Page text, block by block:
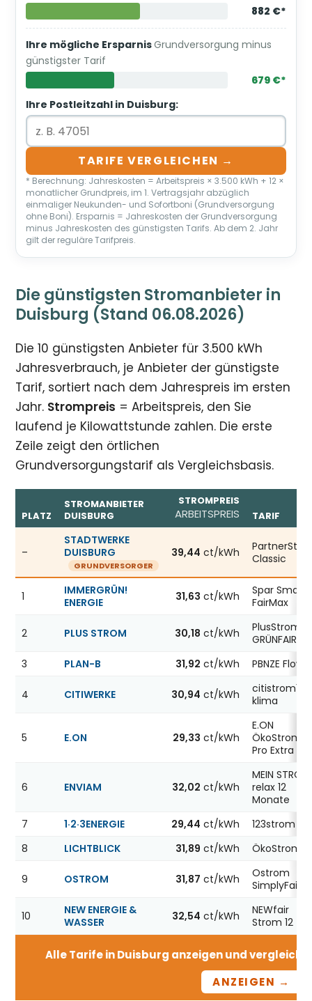
882 €*
Ihre mögliche ErsparnisGrundversorgung minus
günstigster Tarif
679 €*
Ihre Postleitzahl in Duisburg:
TARIFE VERGLEICHEN →
* Berechnung: Jahreskosten = Arbeitspreis × 3.500 kWh + 12 ×
monatlicher Grundpreis, im 1. Vertragsjahr abzüglich
einmaliger Neukunden- und Sofortboni (Grundversorgung
ohne Boni). Ersparnis = Jahreskosten der Grundversorgung
minus Jahreskosten des günstigsten Tarifs. Ab dem 2. Jahr
gilt der reguläre Tarifpreis.
Die günstigsten Stromanbieter in
Duisburg (Stand 06.08.2026)
Die 10 günstigsten Anbieter für 3.500 kWh
Jahresverbrauch, je Anbieter der günstigste
Tarif, sortiert nach dem Jahrespreis im ersten
Jahr. Strompreis = Arbeitspreis, den Sie
laufend je Kilowattstunde zahlen. Die erste
Zeile zeigt den örtlichen
Grundversorgungstarif als Vergleichsbasis.
Günstigste Stromanbieter in Duisburg, Stand
PLATZ
STROMANBIETER
DUISBURG
STROMPREIS
ARBEITSPREIS TARIF
–
STADTWERKE
DUISBURG
GRUNDVERSORGER
39,44 ct/kWh
Classic
1
IMMERGRÜN!
ENERGIE
31,63 ct/kWh
Spar Smart
FairMax
2 PLUS STROM 30,18 ct/kWh
PlusStrom
GRÜNFAIR
3
PLAN-B 31,92 ct/kWh PBNZE Flow12
4 CITIWERKE 30,94 ct/kWh
citistrom12
klima
5 E.ON 29,33 ct/kWh
E.ON
ÖkoStrom
Pro Extra 12
6 ENVIAM 32,02 ct/kWh
MEIN STROM
relax 12
Monate
7
1·2·3ENERGIE 29,44 ct/kWh
123strom
8
LICHTBLICK 31,89 ct/kWh ÖkoStrom
9 OSTROM 31,87 ct/kWh
Ostrom
SimplyFair
10
NEW ENERGIE &
WASSER
32,54 ct/kWh
NEWfair
Strom 12
Alle Tarife in Duisburg anzeigen und
ANZEIGEN →